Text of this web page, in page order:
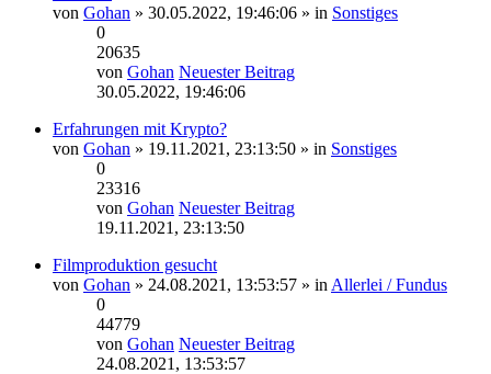
von Gohan » 30.05.2022, 19:46:06 » in Sonstiges
0
20635
von Gohan Neuester Beitrag
30.05.2022, 19:46:06
Erfahrungen mit Krypto?
von Gohan » 19.11.2021, 23:13:50 » in Sonstiges
0
23316
von Gohan Neuester Beitrag
19.11.2021, 23:13:50
Filmproduktion gesucht
von Gohan » 24.08.2021, 13:53:57 » in Allerlei / Fundus
0
44779
von Gohan Neuester Beitrag
24.08.2021, 13:53:57